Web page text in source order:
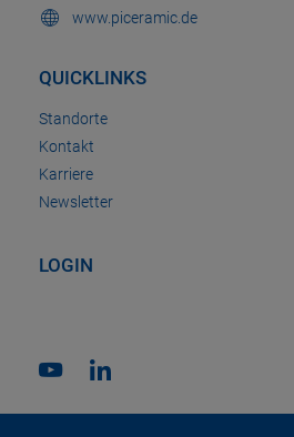
www.piceramic.de
QUICKLINKS
Standorte
Kontakt
Karriere
Newsletter
LOGIN